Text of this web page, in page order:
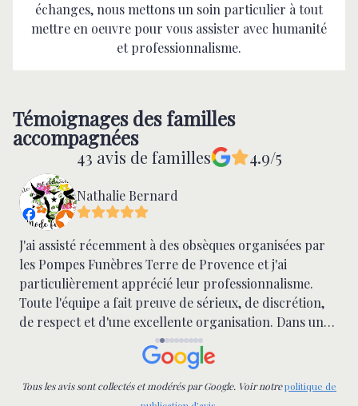
échanges, nous mettons un soin particulier à tout
mettre en oeuvre pour vous assister avec humanité
et professionnalisme.
Témoignages des familles
accompagnées
43 avis de familles 4.9/5
Nathalie Bernard
J'ai assisté récemment à des obsèques organisées par
les Pompes Funèbres Terre de Provence et j'ai
particulièrement apprécié leur professionnalisme.
Toute l'équipe a fait preuve de sérieux, de discrétion,
de respect et d'une excellente organisation. Dans un
moment aussi délicat, leur accompagnement et leur
attention aux détails ont été remarquables. Merci pour
la qualité de votre travail.
Tous les avis sont collectés et modérés par Google. Voir notrepolitique de